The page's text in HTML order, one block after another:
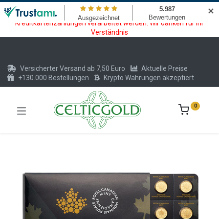
Wartungsarbeiten am Kreditkarten und Krypto Bezahlmodul. In der
Zeit vom 20.07. - 09.08.2026 können keine Krypto oder
Kreditkartenzahlungen verarbeitet werden. Wir danken für Ihr
Verständnis
Versicherter Versand ab 7,50 Euro
Aktuelle Preise
+130.000 Bestellungen
Krypto Währungen akzeptiert
0
✕